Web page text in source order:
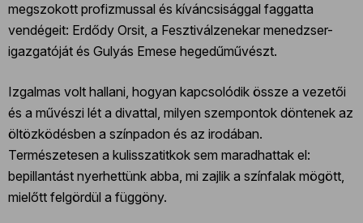
megszokott profizmussal és kíváncsisággal faggatta
vendégeit: Erdődy Orsit, a Fesztiválzenekar menedzser-
igazgatóját és Gulyás Emese hegedűművészt.
Izgalmas volt hallani, hogyan kapcsolódik össze a vezetői
és a művészi lét a divattal, milyen szempontok döntenek az
öltözködésben a színpadon és az irodában.
Természetesen a kulisszatitkok sem maradhattak el:
bepillantást nyerhettünk abba, mi zajlik a színfalak mögött,
mielőtt felgördül a függöny.